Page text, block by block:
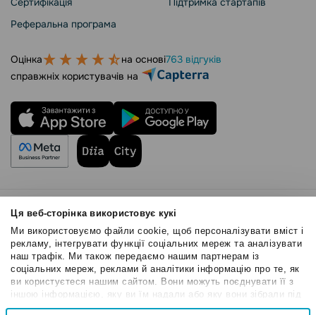
Ця веб-сторінка використовує кукі
Ми використовуємо файли cookie, щоб персоналізувати вміст і
рекламу, інтегрувати функції соціальних мереж та аналізувати
наш трафік. Ми також передаємо нашим партнерам із
соціальних мереж, реклами й аналітики інформацію про те, як
ви користуєтеся нашим сайтом. Вони можуть поєднувати її з
іншою інформацією, яку ви їм надали або яку вони зібрали під
час вашого користування їхніми службами.
Вибір
Реферальна програма
Оцінка на основі763 відгуків
справжніх користувачів на
Правила користування
Політика Cookies
Безпека SendPulse
Політика конфіденційності
© 2015 - 2026. ТОВ «СендПульс». Всі права захищені